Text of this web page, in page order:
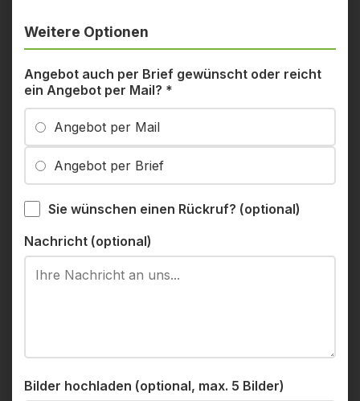
Weitere Optionen
Angebot auch per Brief gewünscht oder reicht
ein Angebot per Mail? *
Angebot per Mail
Angebot per Brief
Sie wünschen einen Rückruf? (optional)
Nachricht (optional)
Bilder hochladen (optional, max. 5 Bilder)